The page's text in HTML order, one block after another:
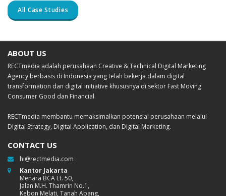
All Case Studies
ABOUT US
RECTmedia adalah perusahaan Creative & Technical Digital Marketing
Agency berbasis di Indonesia yang telah bekerja dalam digital
transformation dan digital initiative khususnya di sektor Fast Moving
Consumer Good dan Financial.
RECTmedia membantu memaksimalkan potensial perusahaan melalui
Digital Strategy, Digital Application, dan Digital Marketing.
CONTACT US
hi@rectmedia.com
Kantor Jakarta
Menara BCA Lt. 50,
Jalan M.H. Thamrin No.1,
Kebon Melati, Tanah Abang,